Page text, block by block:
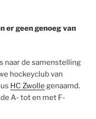
er geen genoeg van
naar de samenstelling
hockeyclub van
HC Zwolle genaamd.
A- tot en met F-